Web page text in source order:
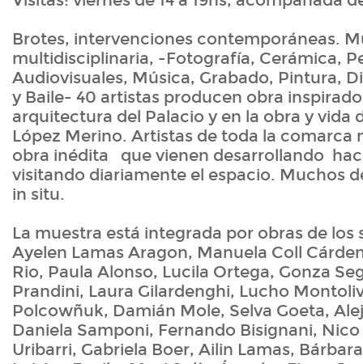
Brotes, intervenciones contemporáneas.
multidisciplinaria, -Fotografía, Cerámica,
Audiovisuales, Música, Grabado, Pintura,
y Baile- 40 artistas producen obra
arquitectura del Palacio y en la obra y vida
López Merino. Artistas de toda la comarca
obra inédita que vienen desarrollando
visitando diariamente el espacio. Muchos
in situ.
La muestra está integrada por obras de los
Ayelen Lamas Aragon, Manuela Coll
Rio, Paula Alonso, Lucila Ortega, Gonza
Prandini, Laura Gilardenghi, Lucho
Polcowñuk, Damián Mole, Selva Goeta,
Daniela Samponi, Fernando Bisignani,
Uribarri, Gabriela Boer, Ailin Lamas,